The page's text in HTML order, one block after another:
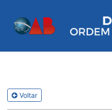
Voltar